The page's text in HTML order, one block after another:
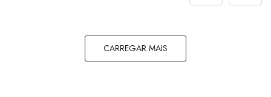
CARREGAR MAIS